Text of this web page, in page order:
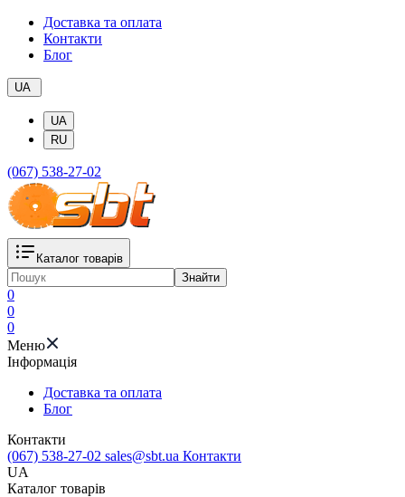
Доставка та оплата
Контакти
Блог
UA
UA
RU
(067) 538-27-02
Каталог товарів
Знайти
0
0
0
Меню
Iнформація
Доставка та оплата
Блог
Контакти
(067) 538-27-02 sales@sbt.ua Контакти
UA
Каталог товарів